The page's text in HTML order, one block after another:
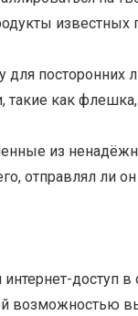
известных
для посторонних
как
из
отправлял ли он
доступ в
возможностью